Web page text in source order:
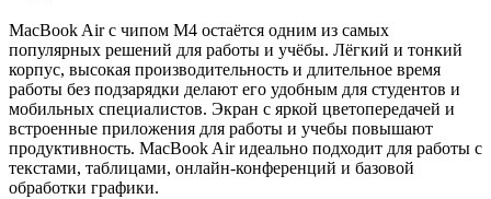
MacBook Air с чипом M4 остаётся одним из самых
популярных решений для работы и учёбы. Лёгкий и тонкий
корпус, высокая производительность и длительное время
работы без подзарядки делают его удобным для студентов и
мобильных специалистов. Экран с яркой цветопередачей и
встроенные приложения для работы и учебы повышают
продуктивность. MacBook Air идеально подходит для работы с
текстами, таблицами, онлайн-конференций и базовой
обработки графики.